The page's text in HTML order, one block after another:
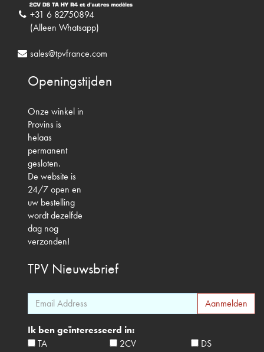
+31 6 82750894
(Alleen Whatsapp)
sales@tpvfrance.com
Openingstijden
Onze winkel in
Provins is
helaas
permanent
gesloten.
De website is
24/7 open en
uw bestelling
wordt dezelfde
dag nog
verzonden!
TPV Nieuwsbrief
Ik ben geïnteresseerd in:
TA
2CV DS